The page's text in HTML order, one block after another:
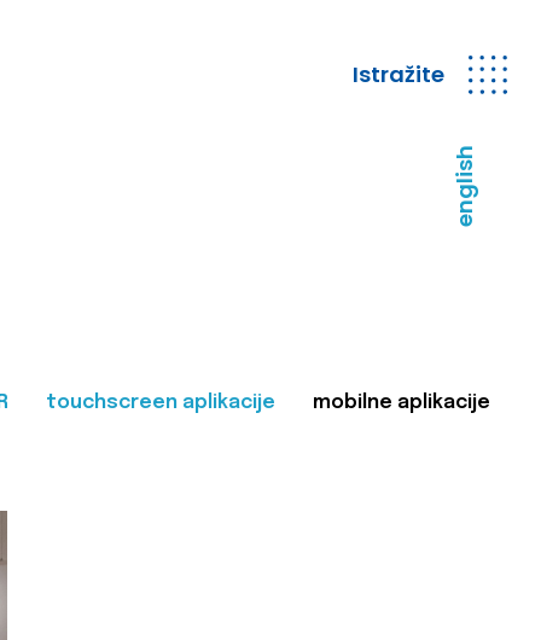
Istražite
english
touchscreen aplikacije mobilne aplikacije